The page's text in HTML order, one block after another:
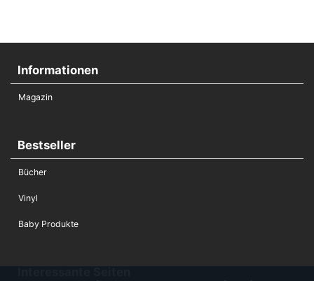
Informationen
Magazin
Bestseller
Bücher
Vinyl
Baby Produkte